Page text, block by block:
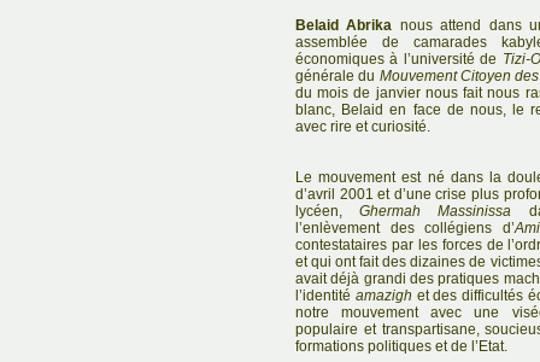
Belaid Abrika nous attend dans
assemblée de camarades
économiques à l’université de Tizi-
générale du Mouvement Citoyen
du mois de janvier nous fait nous
blanc, Belaid en face de nous, le
avec rire et curiosité.
Le mouvement est né dans la
d’avril 2001 et d’une crise plus
lycéen,Ghermah Massinissa
l’enlèvement des collégiens d’
contestataires par les forces de
et qui ont fait des dizaines de
avait déjà grandi des pratiques
l’identité amazigh et des difficultés
notre mouvement avec une
populaire et transpartisane,
formations politiques et de l’Etat.